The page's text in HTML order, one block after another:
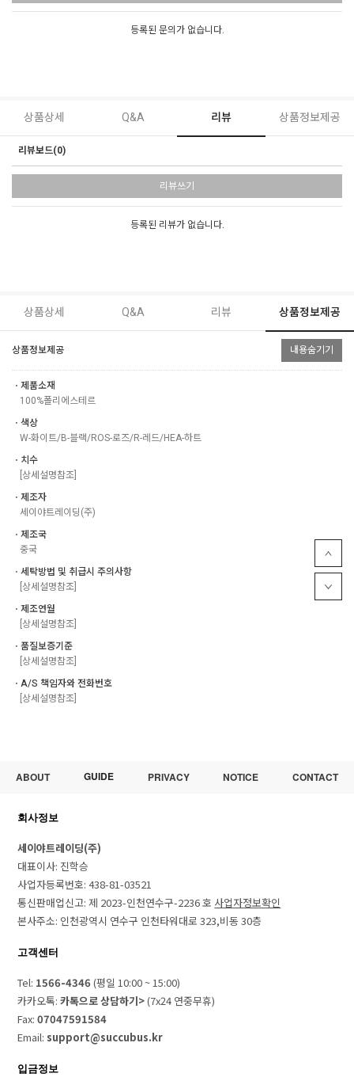
등록된 문의가 없습니다.
상품상세 Q&A 리뷰 상품정보제공
리뷰보드(0)
리뷰쓰기
등록된 리뷰가 없습니다.
상품상세 Q&A 리뷰 상품정보제공
상품정보제공 내용숨기기
ㆍ제품소재
100%폴리에스테르
ㆍ색상
W-화이트/B-블랙/ROS-로즈/R-레드/HEA-하트
ㆍ치수
[상세설명참조]
ㆍ제조자
세이야트레이딩(주)
ㆍ제조국
중국
ㆍ세탁방법 및 취급시 주의사항
[상세설명참조]
ㆍ제조연월
[상세설명참조]
ㆍ품질보증기준
[상세설명참조]
ㆍA/S 책임자와 전화번호
[상세설명참조]
ABOUT GUIDE PRIVACY NOTICE CONTACT
회사정보
세이야트레이딩(주)
대표이사: 진학승
사업자등록번호: 438-81-03521
통신판매업신고: 제 2023-인천연수구-2236 호 사업자정보확인
본사주소: 인천광역시 연수구 인천타워대로 323,비동 30층
고객센터
Tel: 1566-4346 (평일 10:00 ~ 15:00)
카카오톡:카톡으로 상담하기>(7x24 연중무휴)
Fax:07047591584
Email:support@succubus.kr
입금정보